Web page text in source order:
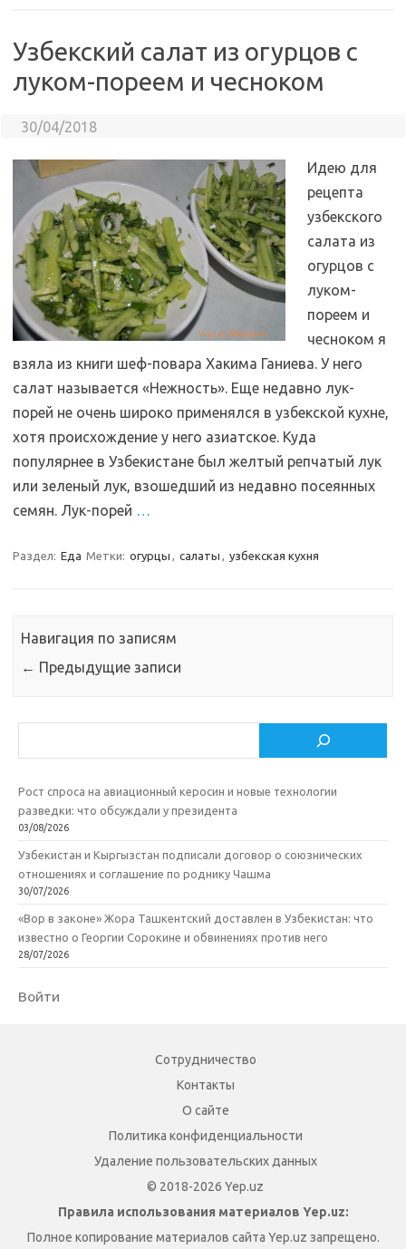
Узбекский салат из огурцов с
луком-пореем и чесноком
30/04/2018
Идею для
рецепта
узбекского
салата из
огурцов с
луком-
пореем и
чесноком я
взяла из книги шеф-повара Хакима Ганиева. У него
салат называется «Нежность». Еще недавно лук-
порей не очень широко применялся в узбекской кухне,
хотя происхождение у него азиатское. Куда
популярнее в Узбекистане был желтый репчатый лук
или зеленый лук, взошедший из недавно посеянных
семян. Лук-порей …
Раздел: Еда Метки: огурцы , салаты , узбекская кухня
Навигация по записям
← Предыдущие записи
Рост спроса на авиационный керосин и новые технологии
разведки: что обсуждали у президента
03/08/2026
Узбекистан и Кыргызстан подписали договор о союзнических
отношениях и соглашение по роднику Чашма
30/07/2026
«Вор в законе» Жора Ташкентский доставлен в Узбекистан: что
известно о Георгии Сорокине и обвинениях против него
28/07/2026
Войти
Сотрудничество
Контакты
О сайте
Политика конфиденциальности
Удаление пользовательских данных
© 2018-2026 Yep.uz
Правила использования материалов Yep.uz:
Полное копирование материалов сайта Yep.uz запрещено.